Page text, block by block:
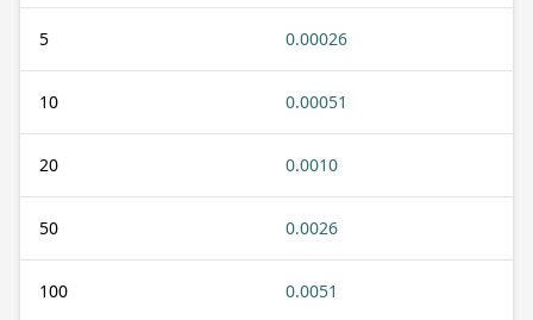
5 0.00026
10 0.00051
20 0.0010
50 0.0026
100 0.0051